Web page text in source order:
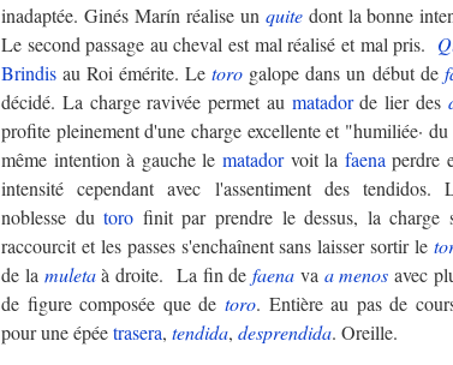
inadaptée. Ginés Marín réalise un quitedont la bonne
Le second passage au cheval est mal réalisé et mal pris.
Brindis au Roi émérite. Letoro galope dans un début de
décidé. La charge ravivée permet au matadorde lier des
profite pleinement d'une charge excellente et "humiliée· du
même intention à gauche le matadorvoit la faena perdre
intensité cependant avec l'assentiment des tendidos.
noblesse dutoro finit par prendre le dessus, la charge
raccourcit et les passes s'enchaînent sans laisser sortir le
de la muletaà droite. La fin defaena va a menos avec
de figure composée que de toro. Entière au pas de
pour une épéetrasera, tendida, desprendida. Oreille.